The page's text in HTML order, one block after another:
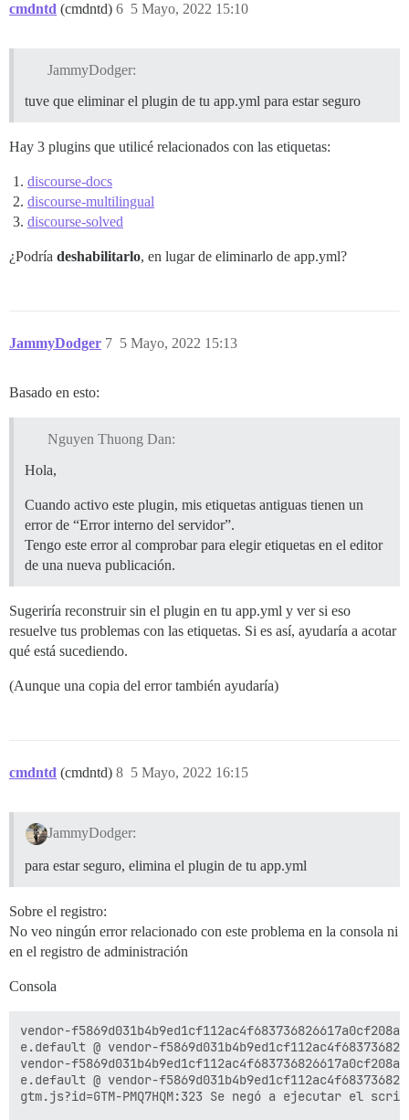
cmdntd (cmdntd) 5 Mayo, 2022 15:10
6
JammyDodger:
tuve que eliminar el plugin de tu app.yml para estar seguro
Hay 3 plugins que utilicé relacionados con las etiquetas:
discourse-docs
discourse-multilingual
discourse-solved
¿Podría deshabilitarlo, en lugar de eliminarlo de app.yml?
JammyDodger 5 Mayo, 2022 15:13
7
Basado en esto:
Nguyen Thuong Dan:
Hola,
Cuando activo este plugin, mis etiquetas antiguas tienen un
error de “Error interno del servidor”.
Tengo este error al comprobar para elegir etiquetas en el editor
de una nueva publicación.
Sugeriría reconstruir sin el plugin en tu app.yml y ver si eso
resuelve tus problemas con las etiquetas. Si es así, ayudaría a acotar
qué está sucediendo.
(Aunque una copia del error también ayudaría)
cmdntd (cmdntd) 5 Mayo, 2022 16:15
8
JammyDodger:
para estar seguro, elimina el plugin de tu app.yml
Sobre el registro:
No veo ningún error relacionado con este problema en la consola ni
en el registro de administración
Consola
vendor-
e.default @ vendor-
vendor-
e.default @ vendor-
gtm.js?id=GTM-PMQ7HQM:323 Se negó a